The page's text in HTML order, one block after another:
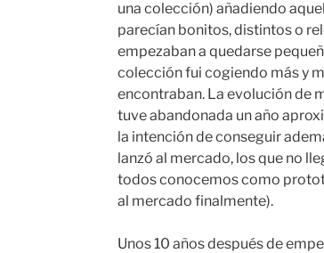
una colección) añadiendo
parecían bonitos, distintos o
empezaban a quedarse
colección fui cogiendo más y
encontraban. La evolución de
tuve abandonada un año
la intención de conseguir
lanzó al mercado, los que no
todos conocemos como
al mercado finalmente).
Unos 10 años después de